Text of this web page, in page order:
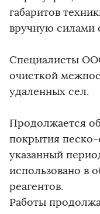
габаритов
вручную силами
Специалисты
очисткой
удаленных сел.
Продолжается
покрытия
указанный
использовано в
реагентов.
Работы